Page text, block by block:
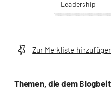
Leadership
Zur Merkliste hinzufügen
Themen, die dem